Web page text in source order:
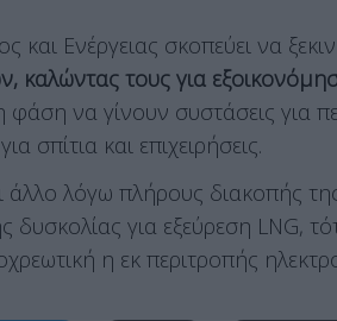
Ενέργειας σκοπεύει να
τους για
να γίνουν συστάσεις για
σπίτια και επιχειρήσεις.
λόγω πλήρους διακοπής
για εξεύρεση LNG,
η εκ περιτροπής